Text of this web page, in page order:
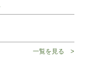
一覧を見る >